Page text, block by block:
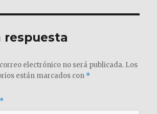
respuesta
electrónico no será publicada. Los
están marcados con *
*